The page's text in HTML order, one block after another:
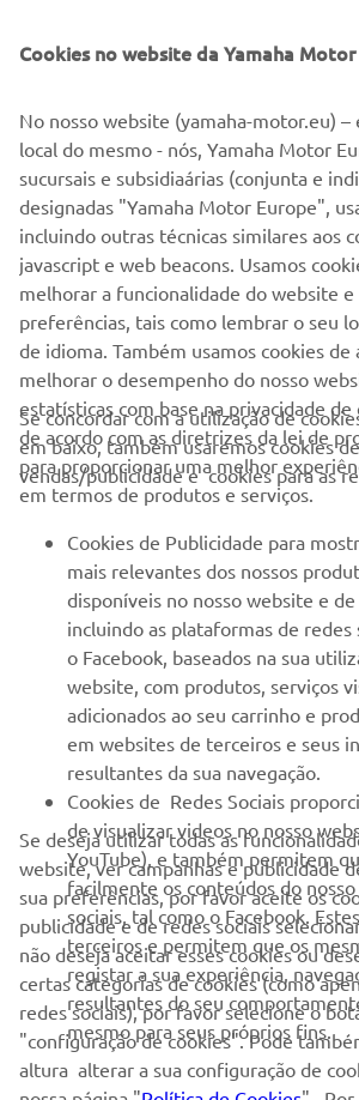
DESCULPE! ESTE
Por favor visite nosso site para verificar
próximos eventos.
IR PARA O CALENDÁRIO DE
EMPRESA
PARA EMPRESAS
MAIS YAMAHA
SERVIÇO E SUPORTE
NEWSLETTER
Seja o primeiro a saber das últimas ofertas,
novos lançamentos e muito mais
SUBSCREVER
Leia a nossa Política de Privacidade para
os seus dados pessoais:Politica de
Portugal (Portuguese)
Cookies no website da Yamaha Motor
No nosso website (yamaha-motor.eu) –
local do mesmo - nós, Yamaha Motor
sucursais e subsidiaárias (conjunta e
designadas "Yamaha Motor Europe",
incluindo outras técnicas similares aos
javascript e web beacons. Usamos
melhorar a funcionalidade do website e
preferências, tais como lembrar o seu
de idioma. Também usamos cookies de
melhorar o desempenho do nosso
estatísticas com base na privacidade
de acordo com as diretrizes da lei de
para proporcionar uma melhor
em termos de produtos e serviços.
Se concordar com a utilização de
em baixo, também usaremos cookies de
vendas/publicidade e cookies para as
Cookies de Publicidade para
mais relevantes dos nossos
disponíveis no nosso website e de
incluindo as plataformas de redes
o Facebook, baseados na sua
website, com produtos, serviços
adicionados ao seu carrinho e
em websites de terceiros e seus
resultantes da sua navegação.
Cookies de Redes Sociais
de visualizar videos no nosso
YouTube), e também permitem
facilmente os conteúdos do
sociais, tal como o Facebook.
terceiros e permitem que os
registar a sua experiência,
resultantes do seu
mesmo para seus próprios fins.
Se deseja utilizar todas as
website, ver campanhas e publicidade
sua preferências, por favor aceite os
publicidade e de redes sociais
não deseja aceitar esses cookies ou
certas categorias de cookies (como
redes sociais), por favor selecione o
"configuração de cookies". Pode
altura alterar a sua configuração de